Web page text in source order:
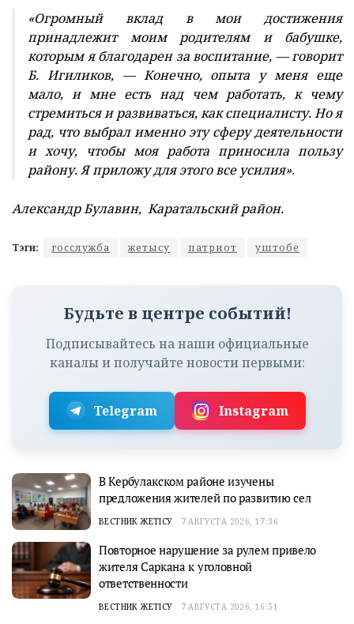
«Огромный вклад в мои достижения
принадлежит моим родителям и бабушке,
которым я благодарен за воспитание, — говорит
Б. Игиликов, — Конечно, опыта у меня еще
мало, и мне есть над чем работать, к чему
стремиться и развиваться, как специалисту. Но я
рад, что выбрал именно эту сферу деятельности
и хочу, чтобы моя работа приносила пользу
району. Я приложу для этого все усилия».
Александр Булавин, Каратальский район.
Тэги: госслужба жетысу патриот уштобе
Будьте в центре событий!
Подписывайтесь на наши официальные
каналы и получайте новости первыми:
Telegram Instagram
В Кербулакском районе изучены
предложения жителей по развитию сел
ВЕСТНИК ЖЕТІСУ 7 АВГУСТА 2026, 17:36
Повторное нарушение за рулем привело
жителя Саркана к уголовной
ответственности
ВЕСТНИК ЖЕТІСУ 7 АВГУСТА 2026, 16:51